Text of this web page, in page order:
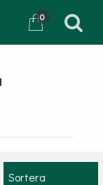
0
Sortera